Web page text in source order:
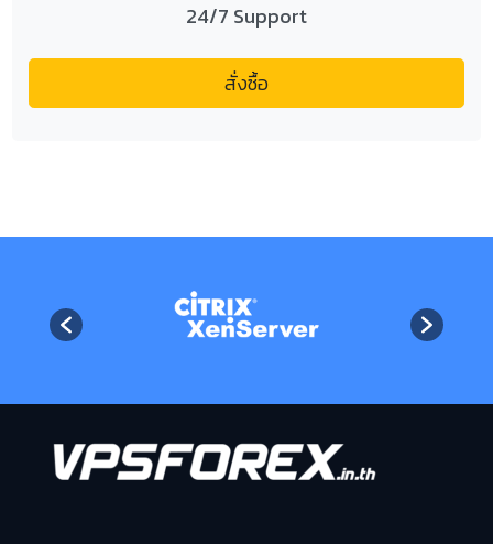
24/7 Support
สั่งซื้อ